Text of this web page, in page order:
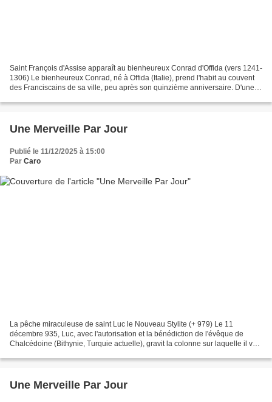
Saint François d'Assise apparaît au bienheureux Conrad d'Offida (vers 1241-
1306) Le bienheureux Conrad, né à Offida (Italie), prend l'habit au couvent
des Franciscains de sa ville, peu après son quinzième anniversaire. D'une
Une Merveille Par Jour
Publié le 11/12/2025 à 15:00
Par Caro
La pêche miraculeuse de saint Luc le Nouveau Stylite (+ 979) Le 11
décembre 935, Luc, avec l'autorisation et la bénédiction de l'évêque de
Chalcédoine (Bithynie, Turquie actuelle), gravit la colonne sur laquelle il va
Une Merveille Par Jour